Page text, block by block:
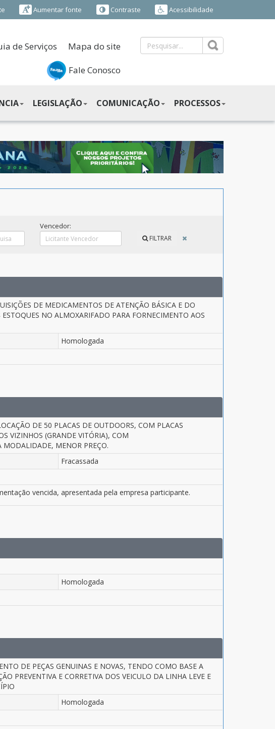
Aumentar fonte Contraste Acessibilidade
de Serviços Mapa do site
Fale Conosco
LEGISLAÇÃO COMUNICAÇÃO PROCESSOS
Vencedor:
FILTRAR
DE MEDICAMENTOS DE ATENÇÃO BÁSICA E DO
NO ALMOXARIFADO PARA FORNECIMENTO AOS
Homologada
DE 50 PLACAS DE OUTDOORS, COM PLACAS
VIZINHOS (GRANDE VITÓRIA), COM
MODALIDADE, MENOR PREÇO.
Fracassada
vencida, apresentada pela empresa participante.
Homologada
DE PEÇAS GENUINAS E NOVAS, TENDO COMO BASE A
PREVENTIVA E CORRETIVA DOS VEICULO DA LINHA LEVE E
Homologada